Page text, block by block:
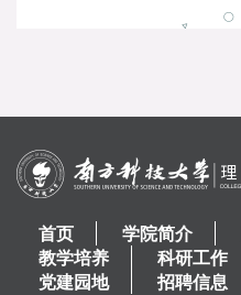
首页 学院简介
教学培养
科研工作
党建园地
招聘信息